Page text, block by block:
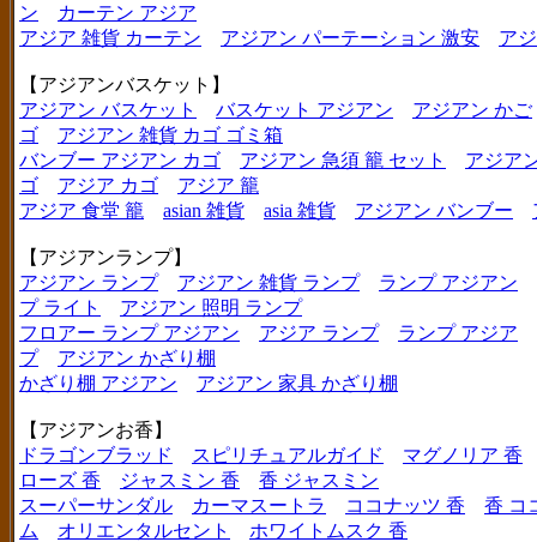
ン
カーテン アジア
アジア 雑貨 カーテン
アジアン パーテーション 激安 ア
【アジアンバスケット】
アジアン バスケット
バスケット アジアン
アジアン かご
ゴ
アジアン 雑貨 カゴ ゴミ箱
バンブー アジアン カゴ
アジアン 急須 籠 セット
アジア
ゴ
アジア カゴ
アジア 籠
アジア 食堂 籠
asian 雑貨 asia 雑貨 アジアン バンブー
【アジアンランプ】
アジアン ランプ
アジアン 雑貨 ランプ
ランプ アジアン
プ ライト
アジアン 照明 ランプ
フロアー ランプ アジアン
アジア ランプ
ランプ アジア
プ
アジアン かざり棚
かざり棚 アジアン
アジアン 家具 かざり棚
【アジアンお香】
ドラゴンブラッド
スピリチュアルガイド
マグノリア 香
ローズ 香
ジャスミン 香
香 ジャスミン
スーパーサンダル
カーマスートラ ココナッツ 香
香 コ
ム
オリエンタルセント
ホワイトムスク 香